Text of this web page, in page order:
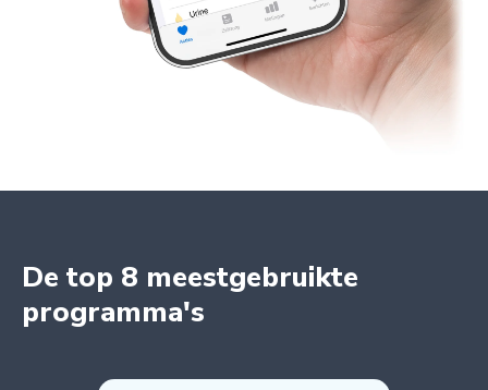
De top 8 meestgebruikte
programma's